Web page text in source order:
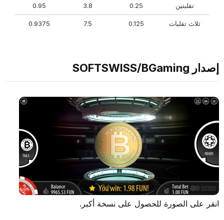
تقلبتين 0.25
3.8
0.95
ثلاث تقلبات 0.125
7.5
0.9375
إصدار SOFTSWISS/BGaming
انقر على الصورة للحصول على نسخة أكبر.